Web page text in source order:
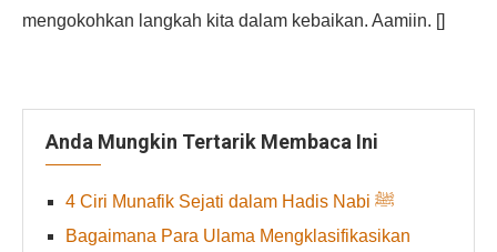
mengokohkan langkah kita dalam kebaikan. Aamiin. []
Anda Mungkin Tertarik Membaca Ini
4 Ciri Munafik Sejati dalam Hadis Nabi ﷺ
Bagaimana Para Ulama Mengklasifikasikan